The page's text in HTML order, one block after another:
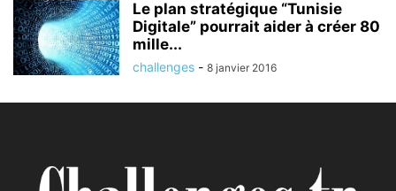
Le plan stratégique “Tunisie
Digitale” pourrait aider à créer 80
mille...
challenges - 8 janvier 2016